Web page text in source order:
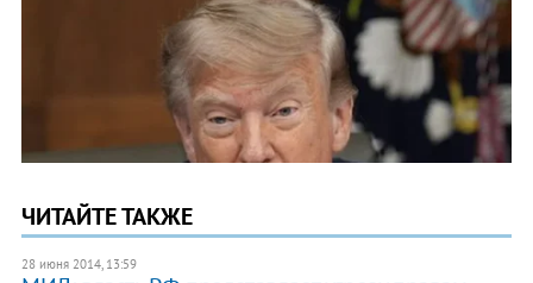
ЧИТАЙТЕ ТАКЖЕ
28 июня 2014, 13:59